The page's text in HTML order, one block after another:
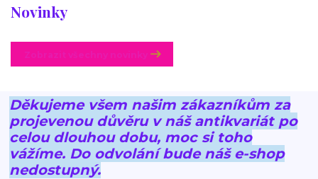
Novinky
Děkujeme všem našim zákazníkům za
projevenou důvěru v náš antikvariát po
celou dlouhou dobu, moc si toho
vážíme. Do odvolání bude náš e-shop
nedostupný.